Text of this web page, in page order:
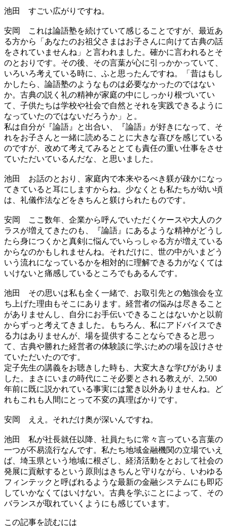
池田 すごい広がりですね。
安岡
これは論語塾を続けていて感じることですが、最近あ
る方から「あなたのお祖父さまはお子さんに向けて古典の話
をされていませんね」と言われました。確かに言われるとそ
のとおりです。その後、その言葉が心に引っかかっていて、
いろいろ考えている時に、ふと思ったんですね。「昔はもし
かしたら、論語塾のようなものは必要なかったのではない
か。古典の説く礼の精神が家庭の中にしっかり根づいてい
て、子供たちは学校や社会で自然とそれを実践できるように
なっていたのではないだろうか」と。
私は自分が『論語』と出合い、『論語』が好きになって、そ
れをお子さんと一緒に読めることに大きな喜びを感じている
のですが、改めて考えてみるととても責任の重い仕事をさせ
ていただいているんだな、と思いました。
池田
お話のとおり、家庭内で本来やるべき躾が疎かになっ
てきていると耳にしますからね。少なくとも私たちが幼い頃
は、礼儀作法などをきちんと躾けられたものです。
安岡
ここ数年、企業から呼んでいただくケースや大人のク
ラスが増えてきたのも、『論語』にあるような精神がどうし
たら身につくかと真剣に悩んでいらっしゃる方が増えている
からなのかもしれませんね。それだけに、世の中がいまどう
いう流れになっているかを相対的に理解できる力がなくては
いけないと痛感しているところでもあるんです。
池田
その思いは私も全く一緒で、お取引先との勉強会を立
ち上げた理由もそこにあります。経営者の悩みは尽きること
がありませんし、自分にお手伝いできることはないかと以前
からずっと考えてきました。もちろん、私にアドバイスでき
る力はありませんが、場を提供することならできると思っ
て、古典や勝れた経営者の体験談に学ぶための場を設けさせ
ていただいたのです。
定子先生の講義をお聴きした時も、大変大きな学びがありま
した。まさにいまの時代にこそ必要とされる教えが、2,500
年前に既に説かれている事実には驚き以外ありませんね。ど
れもこれも人間にとって不変の真理ばかりです。
安岡 ええ。それだけ奥が深いんですね。
池田
私が社長就任以降、社員たちに常々言っている言葉の
一つが不易流行なんです。私たち地域金融機関の立場でいえ
ば、埼玉県という地域に根ざし、経済活動をとおして社会の
発展に貢献するという原則はきちんと守りながら、いわゆる
フィンテックと呼ばれるような最新の金融システムにも即応
していかなくてはいけない。古典を学ぶことによって、その
バランスが取れていくようにも感じています。
この記事を読むには